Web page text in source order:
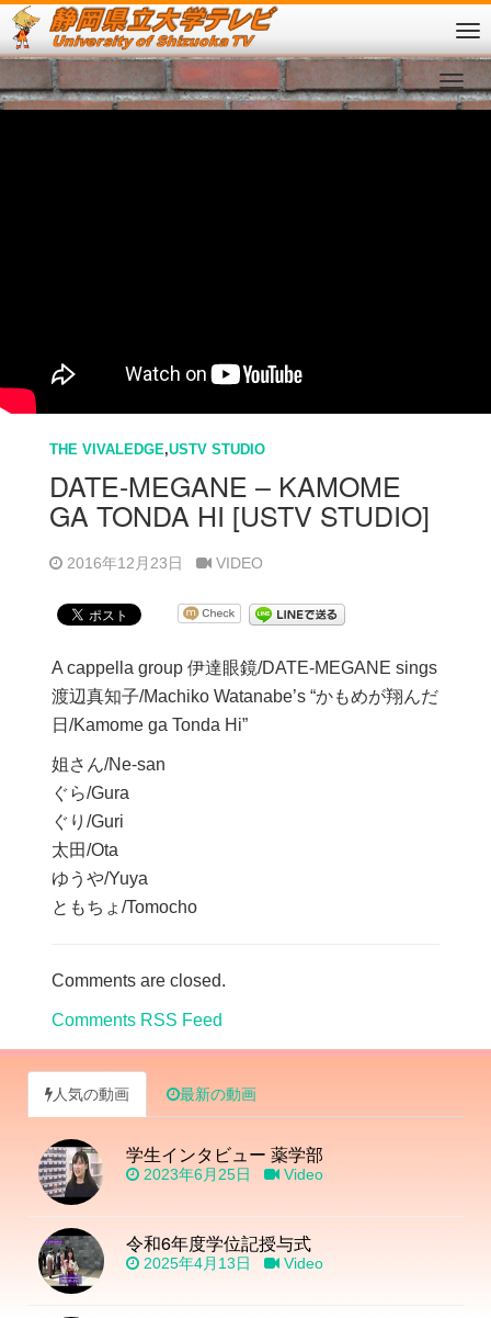
THE VIVALEDGE,USTV STUDIO
DATE-MEGANE – KAMOME
GA TONDA HI [USTV STUDIO]
2016年12月23日 VIDEO
A cappella group 伊達眼鏡/DATE-MEGANE sings
渡辺真知子/Machiko Watanabe’s “かもめが翔んだ
日/Kamome ga Tonda Hi”
姐さん/Ne-san
ぐら/Gura
ぐり/Guri
太田/Ota
ゆうや/Yuya
ともちょ/Tomocho
Comments are closed.
Comments RSS Feed
人気の動画 最新の動画
学生インタビュー 薬学部
2023年6月25日 Video
令和6年度学位記授与式
2025年4月13日 Video